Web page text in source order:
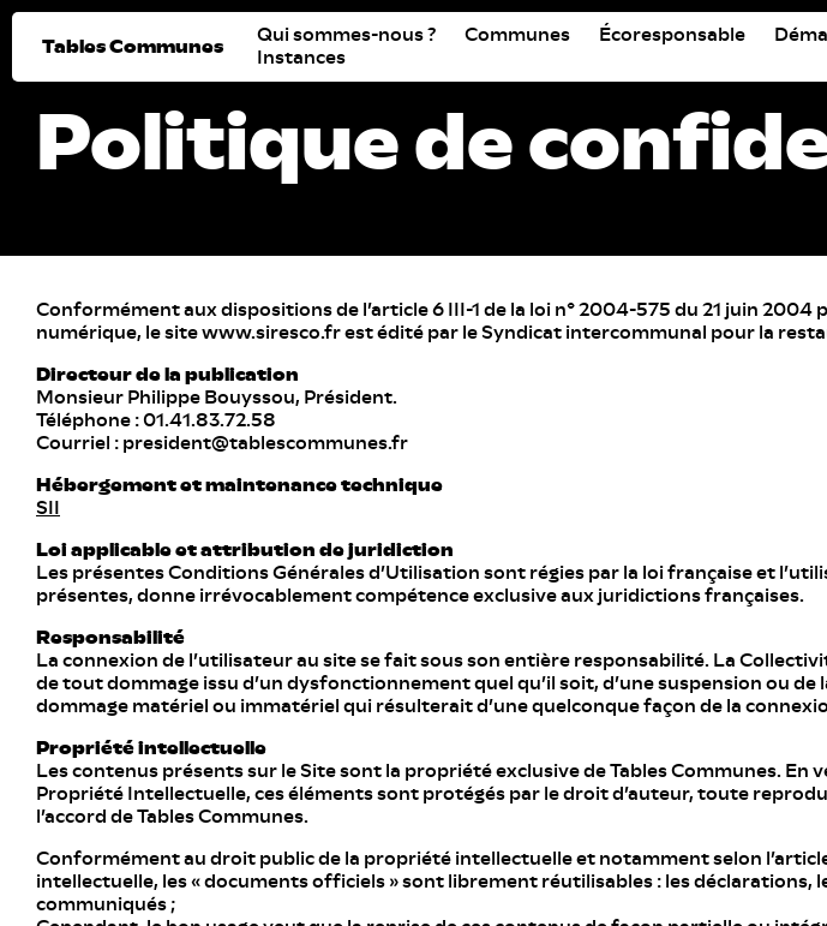
Tables Communes
Qui sommes-nous ? Communes Écoresponsable
Instances
Politique de
Conformément aux dispositions de l’article 6 III-1 de la loi n° 2004-575 du 21 juin 2004
numérique, le site www.siresco.fr est édité par le Syndicat intercommunal pour la
Directeur de la publication
Monsieur Philippe Bouyssou, Président.
Téléphone : 01.41.83.72.58
Courriel : president@tablescommunes.fr
Hébergement et maintenance technique
SII
Loi applicable et attribution de juridiction
Les présentes Conditions Générales d’Utilisation sont régies par la loi française et
présentes, donne irrévocablement compétence exclusive aux juridictions françaises.
Responsabilité
La connexion de l’utilisateur au site se fait sous son entière responsabilité. La
de tout dommage issu d’un dysfonctionnement quel qu’il soit, d’une suspension ou
dommage matériel ou immatériel qui résulterait d’une quelconque façon de la
Propriété intellectuelle
Les contenus présents sur le Site sont la propriété exclusive de Tables Communes. En
Propriété Intellectuelle, ces éléments sont protégés par le droit d’auteur, toute
l’accord de Tables Communes.
Conformément au droit public de la propriété intellectuelle et notamment selon
intellectuelle, les « documents officiels » sont librement réutilisables : les déclarations,
communiqués ;